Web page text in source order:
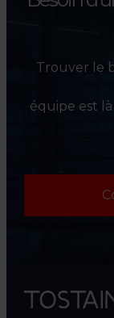
Trouver le
équipe est